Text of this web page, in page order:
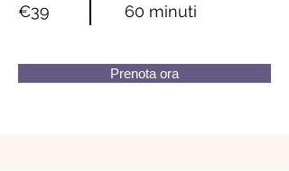
€39 60 minuti
Prenota ora